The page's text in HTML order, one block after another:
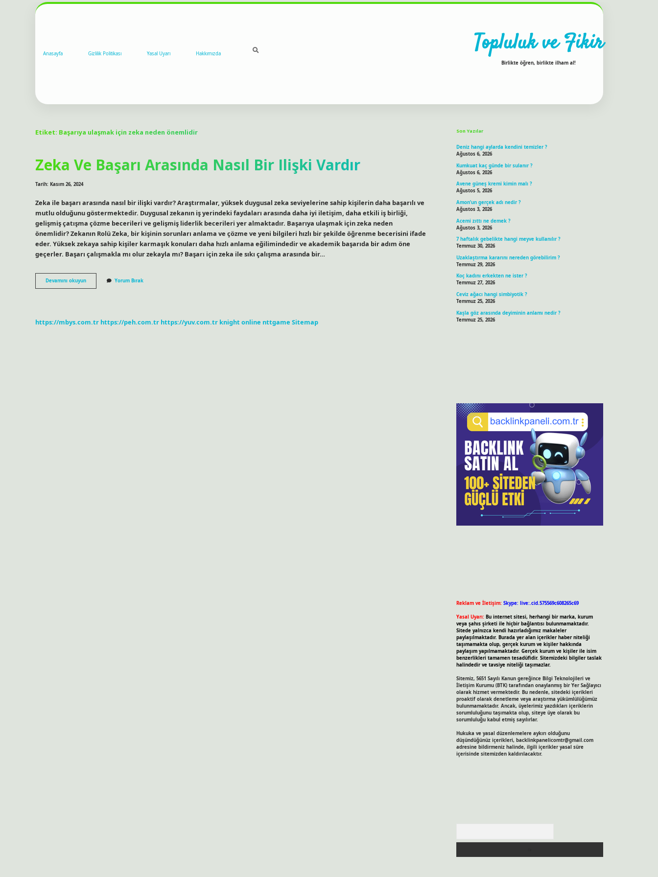
Anasayfa Gizlilik Politikası Yasal Uyarı Hakkımızda Topluluk ve Fikir
Birlikte öğren, birlikte ilham al!
Etiket: Başarıya ulaşmak için zeka neden önemlidir
Zeka Ve Başarı Arasında Nasıl Bir Ilişki Vardır
Tarih: Kasım 26, 2024
Zeka ile başarı arasında nasıl bir ilişki vardır? Araştırmalar, yüksek duygusal zeka seviyelerine sahip kişilerin daha başarılı ve
mutlu olduğunu göstermektedir. Duygusal zekanın iş yerindeki faydaları arasında daha iyi iletişim, daha etkili iş birliği,
gelişmiş çatışma çözme becerileri ve gelişmiş liderlik becerileri yer almaktadır. Başarıya ulaşmak için zeka neden
önemlidir? Zekanın Rolü Zeka, bir kişinin sorunları anlama ve çözme ve yeni bilgileri hızlı bir şekilde öğrenme becerisini ifade
eder. Yüksek zekaya sahip kişiler karmaşık konuları daha hızlı anlama eğilimindedir ve akademik başarıda bir adım öne
geçerler. Başarı çalışmakla mı olur zekayla mı? Başarı için zeka ile sıkı çalışma arasında bir…
Devamını okuyunZeka
Ve
Ilişki
Yorum Bırak
https://mbys.com.tr https://peh.com.tr https://yuv.com.tr knight online nttgame Sitemap
Son Yazılar
Deniz hangi aylarda kendini temizler ?
Ağustos 6, 2026
Kumkuat kaç günde bir sulanır ?
Ağustos 6, 2026
Avene güneş kremi kimin malı ?
Ağustos 5, 2026
Amon’un gerçek adı nedir ?
Ağustos 3, 2026
Acemi zıttı ne demek ?
Ağustos 3, 2026
7 haftalık gebelikte hangi meyve kullanılır ?
Temmuz 30, 2026
Uzaklaştırma kararını nereden görebilirim ?
Temmuz 29, 2026
Koç kadını erkekten ne ister ?
Temmuz 27, 2026
Ceviz ağacı hangi simbiyotik ?
Temmuz 25, 2026
Kaşla göz arasında deyiminin anlamı nedir ?
Temmuz 25, 2026
Reklam ve İletişim: Skype: live:.cid.575569c608265c69
Yasal Uyarı: Bu internet sitesi, herhangi bir marka, kurum
veya şahıs şirketi ile hiçbir bağlantısı bulunmamaktadır.
Sitede yalnızca kendi hazırladığımız makaleler
paylaşılmaktadır. Burada yer alan içerikler haber niteliği
taşımamakta olup, gerçek kurum ve kişiler hakkında
paylaşım yapılmamaktadır. Gerçek kurum ve kişiler ile isim
benzerlikleri tamamen tesadüfidir. Sitemizdeki bilgiler taslak
halindedir ve tavsiye niteliği taşımazlar.
Sitemiz, 5651 Sayılı Kanun gereğince Bilgi Teknolojileri ve
İletişim Kurumu (BTK) tarafından onaylanmış bir Yer Sağlayıcı
olarak hizmet vermektedir. Bu nedenle, sitedeki içerikleri
proaktif olarak denetleme veya araştırma yükümlülüğümüz
bulunmamaktadır. Ancak, üyelerimiz yazdıkları içeriklerin
sorumluluğunu taşımakta olup, siteye üye olarak bu
sorumluluğu kabul etmiş sayılırlar.
Hukuka ve yasal düzenlemelere aykırı olduğunu
düşündüğünüz içerikleri, backlinkpanelicomtr@gmail.com
adresine bildirmeniz halinde, ilgili içerikler yasal süre
içerisinde sitemizden kaldırılacaktır.